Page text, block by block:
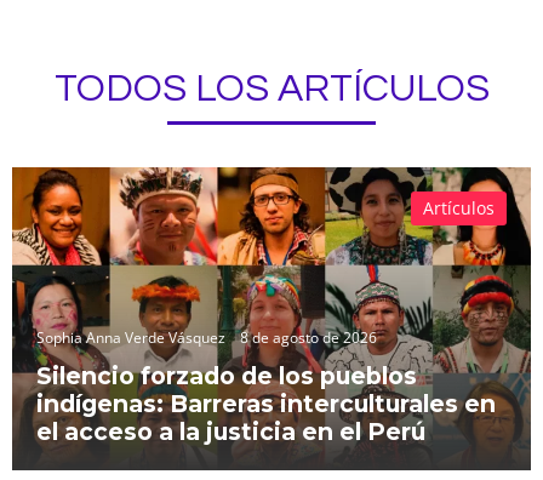
TODOS LOS ARTÍCULOS
Sophia Anna Verde Vásquez 8 de agosto de 2026
Silencio forzado de los pueblos
indígenas: Barreras interculturales en
el acceso a la justicia en el Perú
Artículos